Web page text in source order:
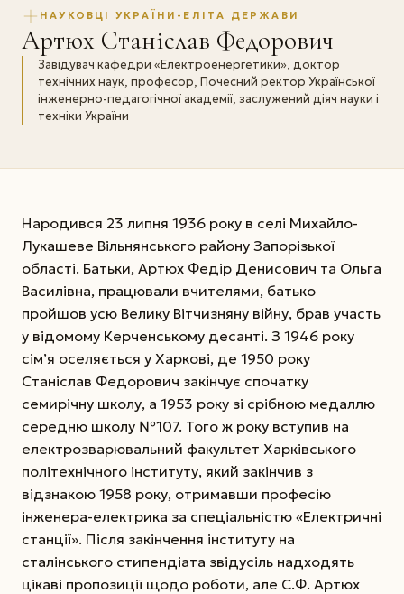
НАУКОВЦІ УКРАЇНИ-ЕЛІТА ДЕРЖАВИ
Артюх Станіслав Федорович
Завідувач кафедри «Електроенергетики», доктор
технічних наук, професор, Почесний ректор Української
інженерно-педагогічної академії, заслужений діяч науки і
техніки України
Народився 23 липня 1936 року в селі Михайло-
Лукашеве Вільнянського району Запорізької
області. Батьки, Артюх Федір Денисович та Ольга
Василівна, працювали вчителями, батько
пройшов усю Велику Вітчизняну війну, брав участь
у відомому Керченському десанті. З 1946 року
сім’я оселяється у Харкові, де 1950 року
Станіслав Федорович закінчує спочатку
семирічну школу, а 1953 року зі срібною медаллю
середню школу №107. Того ж року вступив на
електрозварювальний факультет Харківського
політехнічного інституту, який закінчив з
відзнакою 1958 року, отримавши професію
інженера-електрика за спеціальністю «Електричні
станції». Після закінчення інституту на
сталінського стипендіата звідусіль надходять
цікаві пропозиції щодо роботи, але С.Ф. Артюх